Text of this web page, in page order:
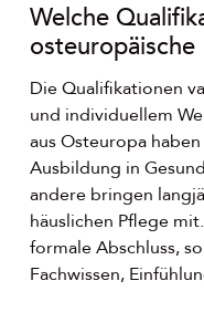
Welche
Die Qualifikationen
und individuellem
aus Osteuropa
Ausbildung in
andere bringen
häuslichen Pflege
formale Abschluss,
Fachwissen,